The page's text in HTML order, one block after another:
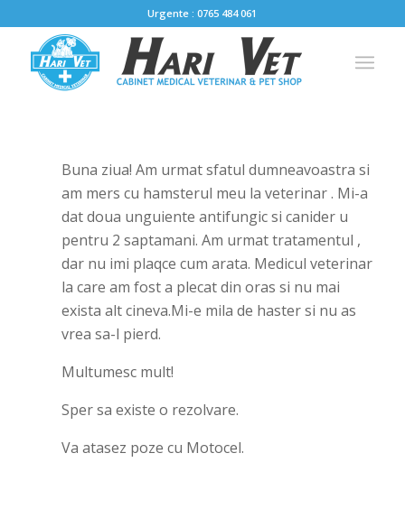
Urgente : 0765 484 061
Buna ziua! Am urmat sfatul dumneavoastra si
am mers cu hamsterul meu la veterinar . Mi-a
dat doua unguiente antifungic si canider u
pentru 2 saptamani. Am urmat tratamentul ,
dar nu imi plaqce cum arata. Medicul veterinar
la care am fost a plecat din oras si nu mai
exista alt cineva.Mi-e mila de haster si nu as
vrea sa-l pierd.
Multumesc mult!
Sper sa existe o rezolvare.
Va atasez poze cu Motocel.